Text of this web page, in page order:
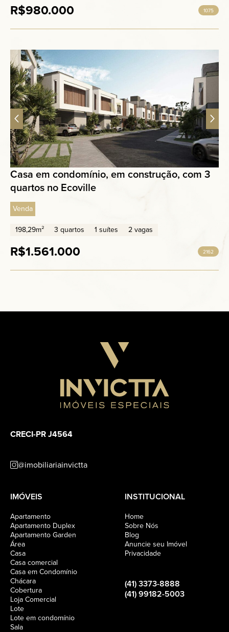
R$980.000 1075
Casa em condomínio, em construção, com 3
quartos no Ecoville
Venda
198,29m²
3 quartos 1 suítes 2 vagas
R$1.561.000 2162
CRECI-PR J4564
@imobiliariainvictta
IMÓVEIS
Apartamento
Apartamento Duplex
Apartamento Garden
Área
Casa
Casa comercial
Casa em Condomínio
Chácara
Cobertura
Loja Comercial
Lote
Lote em condomínio
Sala
INSTITUCIONAL
Home
Sobre Nós
Blog
Anuncie seu Imóvel
Privacidade
(41) 3373-8888
(41) 99182-5003